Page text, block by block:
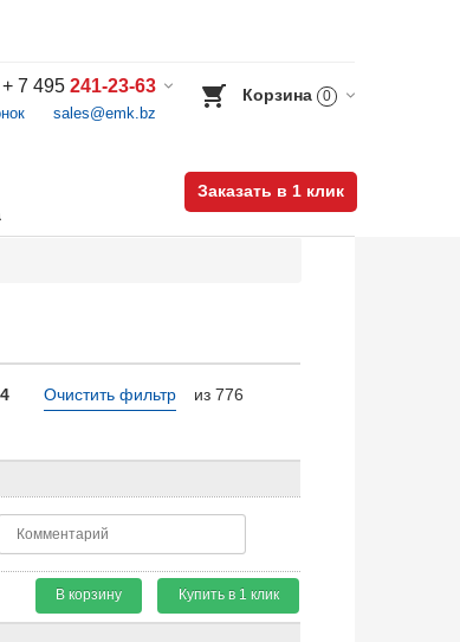
+ 7 495 241-23-63
sales@emk.bz
Корзина 0
Заказать в 1 клик
из 776
Очистить фильтр
В корзину Купить в 1 клик